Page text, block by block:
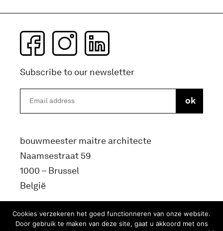
Subscribe to our newsletter
bouwmeester maitre architecte
Naamsestraat 59
1000 – Brussel
België
info@bma.brussels
Cookies verzekeren het goed functionneren van onze website.
Door gebruik te maken van deze site, gaat u akkoord met ons